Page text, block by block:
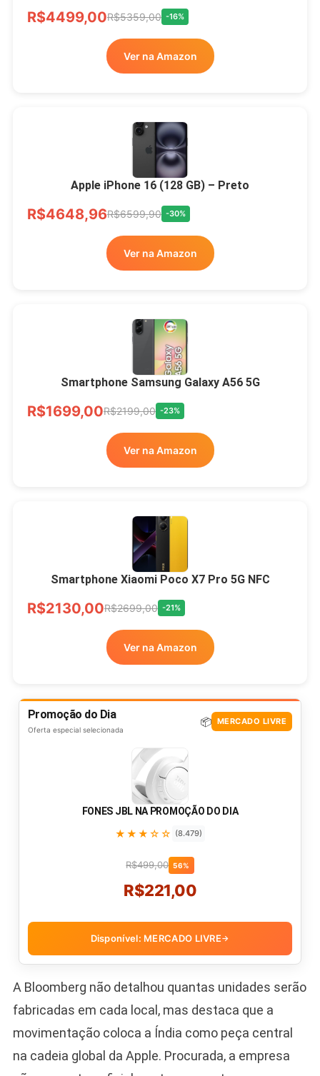
R$4499,00R$5359,00 -16%
Ver na Amazon
Apple iPhone 16 (128 GB) – Preto
R$4648,96R$6599,90 -30%
Ver na Amazon
Smartphone Samsung Galaxy A56 5G
R$1699,00R$2199,00 -23%
Ver na Amazon
Smartphone Xiaomi Poco X7 Pro 5G NFC
R$2130,00R$2699,00 -21%
Ver na Amazon
Promoção do Dia
Oferta especial selecionada
📦 MERCADO LIVRE
FONES JBL NA PROMOÇÃO DO DIA
★★★☆☆ (8.479)
R$499,00 56%
R$221,00
Disponível: MERCADO LIVRE→
A Bloomberg não detalhou quantas unidades serão
fabricadas em cada local, mas destaca que a
movimentação coloca a Índia como peça central
na cadeia global da Apple. Procurada, a empresa